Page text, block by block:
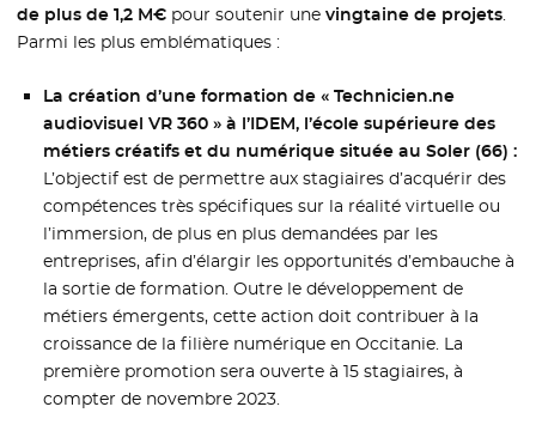
de plus de 1,2 M€ pour soutenir unevingtaine de projets.
Parmi les plus emblématiques :
La création d’une formation de « Technicien.ne
audiovisuel VR 360 » à l’IDEM, l’école supérieure des
métiers créatifs et du numérique située au Soler (66) :
L’objectif est de permettre aux stagiaires d’acquérir des
compétences très spécifiques sur la réalité virtuelle ou
l’immersion, de plus en plus demandées par les
entreprises, afin d’élargir les opportunités d’embauche à
la sortie de formation. Outre le développement de
métiers émergents, cette action doit contribuer à la
croissance de la filière numérique en Occitanie. La
première promotion sera ouverte à 15 stagiaires, à
compter de novembre 2023.